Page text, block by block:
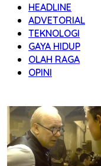
HEADLINE
ADVETORIAL
TEKNOLOGI
GAYA HIDUP
OLAH RAGA
OPINI